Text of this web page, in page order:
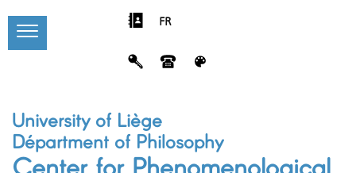
FR
University of Liège
Départment of Philosophy
Center for Phenomenological